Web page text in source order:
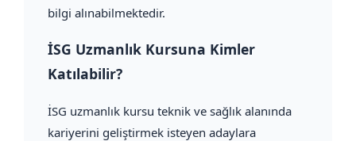
bilgi alınabilmektedir.
İSG Uzmanlık Kursuna Kimler
Katılabilir?
İSG uzmanlık kursu teknik ve sağlık alanında
kariyerini geliştirmek isteyen adaylara